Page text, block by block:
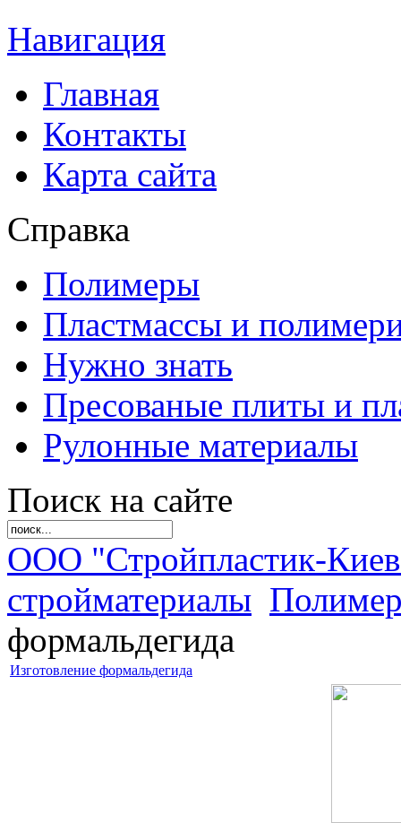
Навигация
Главная
Контакты
Карта сайта
Справка
Полимеры
Пластмассы и
Нужно знать
Пресованые плиты и
Рулонные материалы
Поиск на сайте
ООО "Стройпластик-
стройматериалы
формальдегида
Изготовление формальдегида